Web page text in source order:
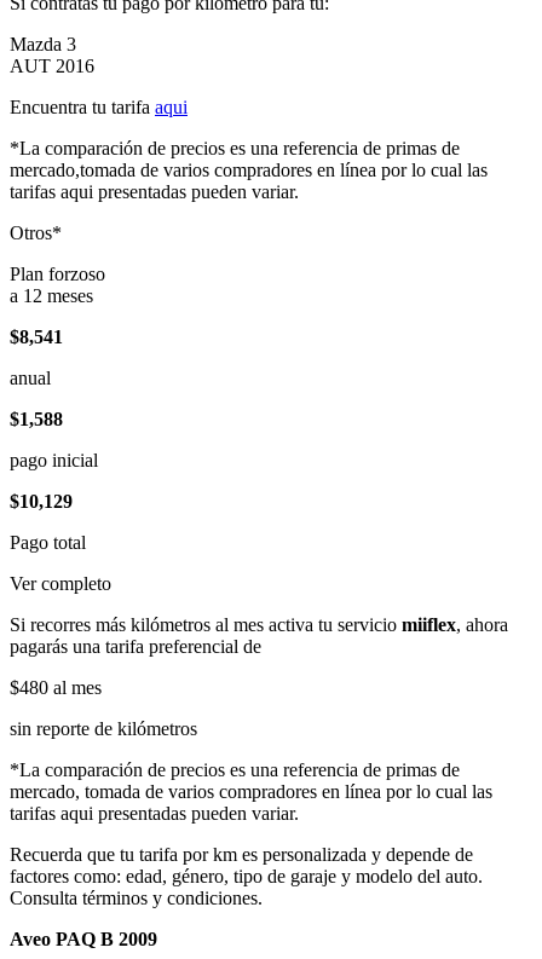
Mazda 3
AUT 2016
Encuentra tu tarifa aqui
*La comparación de precios es una referencia de primas de
mercado,tomada de varios compradores en línea por lo cual las
tarifas aqui presentadas pueden variar.
Otros*
Plan forzoso
a 12 meses
$8,541
anual
$1,588
pago inicial
$10,129
Pago total
Ver completo
Si recorres más kilómetros al mes activa tu servicio miiflex, ahora
pagarás una tarifa preferencial de
$480 al mes
sin reporte de kilómetros
*La comparación de precios es una referencia de primas de
mercado, tomada de varios compradores en línea por lo cual las
tarifas aqui presentadas pueden variar.
Recuerda que tu tarifa por km es personalizada y depende de
factores como: edad, género, tipo de garaje y modelo del auto.
Consulta términos y condiciones.
Aveo PAQ B 2009